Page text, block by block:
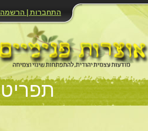
התחברות | הרשמה
תפריט